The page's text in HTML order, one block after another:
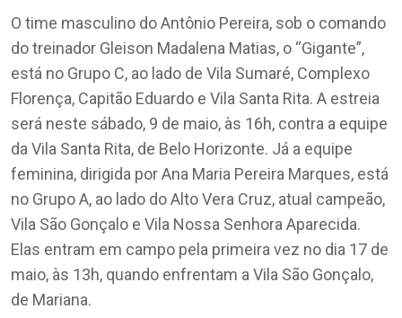
O time masculino do Antônio Pereira, sob o comando
do treinador Gleison Madalena Matias, o “Gigante”,
está no Grupo C, ao lado de Vila Sumaré, Complexo
Florença, Capitão Eduardo e Vila Santa Rita. A estreia
será neste sábado, 9 de maio, às 16h, contra a equipe
da Vila Santa Rita, de Belo Horizonte. Já a equipe
feminina, dirigida por Ana Maria Pereira Marques, está
no Grupo A, ao lado do Alto Vera Cruz, atual campeão,
Vila São Gonçalo e Vila Nossa Senhora Aparecida.
Elas entram em campo pela primeira vez no dia 17 de
maio, às 13h, quando enfrentam a Vila São Gonçalo,
de Mariana.